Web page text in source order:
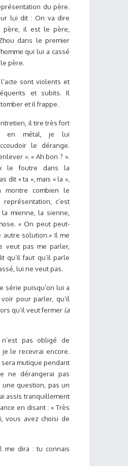
du père.
lui dit : On va dire
il est le père,
dans le premier
qui lui a cassé
père.
sont violents et
et subits. Il
et il frappe.
il tire très fort
en métal, je lui
le dérange.
». « Ah bon ? ».
le foutre dans la
dit « ta », mais « la »,
montre combien le
c’est
mienne, la sienne,
« On peut peut-
solution.» Il me
veut pas me parler,
qu’il faut qu’il parle
lui ne veut pas.
série puisqu’on lui a
pour parler, qu’il
qu’il veut fermer la
pas obligé de
le recevrai encore.
sera mutique pendant
ne dérangerai pas
une question, pas un
assis tranquillement
en disant : « Très
vous avez choisi de
me dira : tu connais